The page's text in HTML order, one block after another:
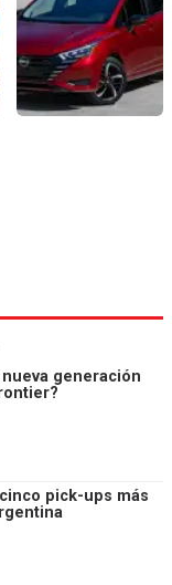
generación
pick-ups más